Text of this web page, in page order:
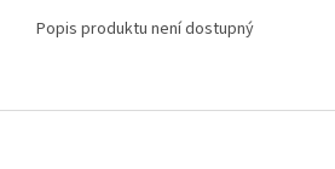
Popis produktu není dostupný